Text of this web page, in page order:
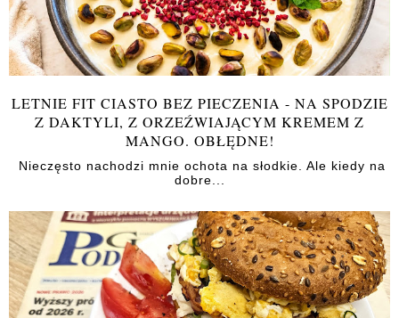
LETNIE FIT CIASTO BEZ PIECZENIA - NA SPODZIE
Z DAKTYLI, Z ORZEŹWIAJĄCYM KREMEM Z
MANGO. OBŁĘDNE!
Nieczęsto nachodzi mnie ochota na słodkie. Ale kiedy na
dobre...